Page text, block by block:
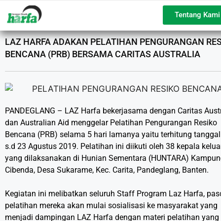
Tentang Kami
LAZ HARFA ADAKAN PELATIHAN PENGURANGAN
BENCANA (PRB) BERSAMA CARITAS AUSTRALIA
PANDEGLANG – LAZ Harfa bekerjasama dengan Caritas
dan Australian Aid menggelar Pelatihan Pengurangan Resiko
Bencana (PRB) selama 5 hari lamanya yaitu terhitung
s.d 23 Agustus 2019. Pelatihan ini diikuti oleh 38 kepala
yang dilaksanakan di Hunian Sementara (HUNTARA)
Cibenda, Desa Sukarame, Kec. Carita, Pandeglang, Banten.
Kegiatan ini melibatkan seluruh Staff Program Laz Harfa,
pelatihan mereka akan mulai sosialisasi ke masyarakat yang
menjadi dampingan LAZ Harfa dengan materi pelatihan yang